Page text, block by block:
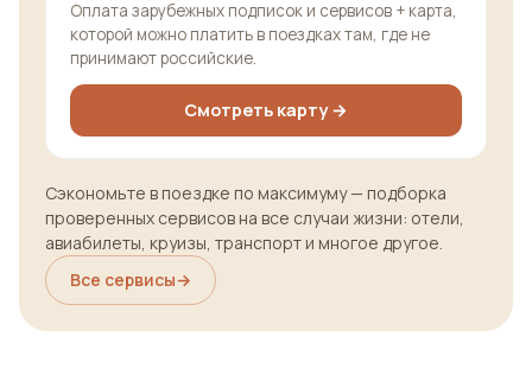
Оплата зарубежных подписок и сервисов + карта,
которой можно платить в поездках там, где не
принимают российские.
Смотреть карту →
Сэкономьте в поездке по максимуму — подборка
проверенных сервисов на все случаи жизни: отели,
авиабилеты, круизы, транспорт и многое другое.
Все сервисы→